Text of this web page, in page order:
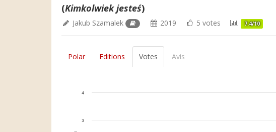
(Kimkolwiek jesteś)
Jakub Szamalek 2019 5 votes 7.4/10
Polar Editions Votes Avis
3
4